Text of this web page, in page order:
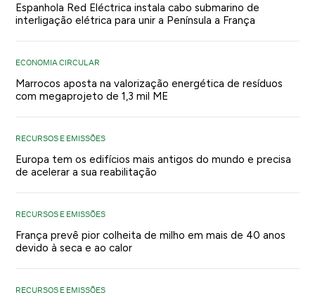
Espanhola Red Eléctrica instala cabo submarino de
interligação elétrica para unir a Península a França
ECONOMIA CIRCULAR
Marrocos aposta na valorização energética de resíduos
com megaprojeto de 1,3 mil ME
RECURSOS E EMISSÕES
Europa tem os edifícios mais antigos do mundo e precisa
de acelerar a sua reabilitação
RECURSOS E EMISSÕES
França prevê pior colheita de milho em mais de 40 anos
devido à seca e ao calor
RECURSOS E EMISSÕES